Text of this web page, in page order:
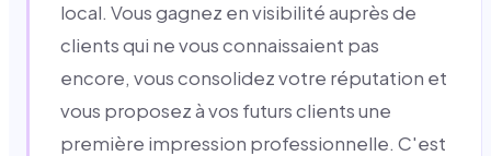
local. Vous gagnez en visibilité auprès de
clients qui ne vous connaissaient pas
encore, vous consolidez votre réputation et
vous proposez à vos futurs clients une
première impression professionnelle. C'est